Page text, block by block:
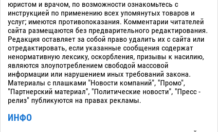
юристом и врачом, по возможности ознакомьтесь с
инструкцией по применению всех упомянутых товаров и
услуг; имеются противопоказания. Комментарии читателей
сайта размещаются без предварительного редактирования.
Редакция оставляет за собой право удалить их с сайта или
отредактировать, если указанные сообщения содержат
ненормативную лексику, оскорбления, призывы к насилию,
являются злоупотреблением свободой массовой
информации или нарушением иных требований закона.
Материалы с плашками "Новости компаний", "Промо",
"Партнерский материал", "Политические новости", "Пресс -
релиз" публикуются на правах рекламы.
ИНФО